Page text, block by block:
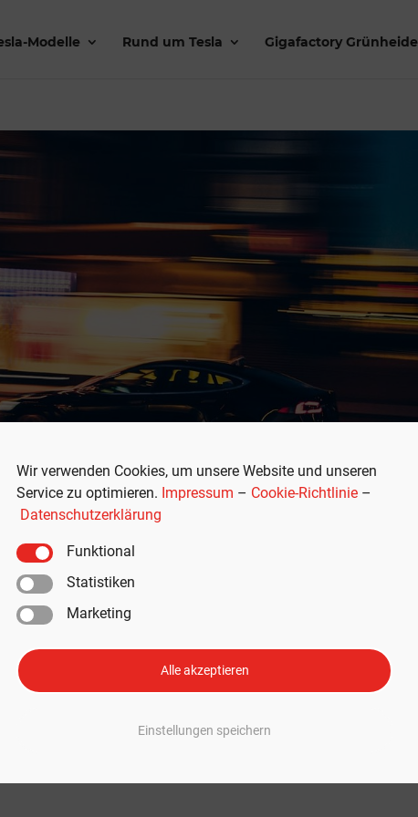
Wir verwenden Cookies, um unsere Website und unseren
Service zu optimieren. Impressum – Cookie-Richtlinie –
Datenschutzerklärung
Funktional
Statistiken
Marketing
Alle akzeptieren
Einstellungen speichern
Modelle Rund um Tesla Gigafactory Grünheide
wohl Multimilliarden-
an Förderung genehmigen will. Tesla und Panasonic in Oklahoma